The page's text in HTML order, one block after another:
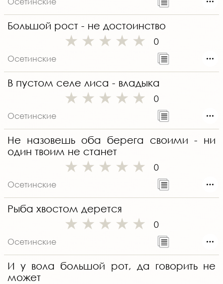
Большой рост - не достоинство
0
Осетинские
В пустом селе лиса - владыка
0
Осетинские
Не назовешь оба берега своими - ни
один твоим не станет
0
Осетинские
Рыба хвостом дерется
0
Осетинские
И у вола большой рот, да говорить не
может